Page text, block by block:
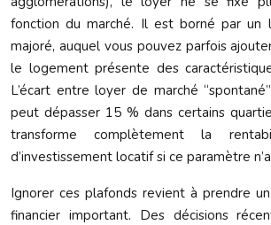
fonction du marché. Il est borné par un
majoré, auquel vous pouvez parfois
le logement présente des
L’écart entre loyer de marché
peut dépasser 15 % dans certains
transforme complètement la
d’investissement locatif si ce paramètre
Ignorer ces plafonds revient à prendre
financier important. Des décisions